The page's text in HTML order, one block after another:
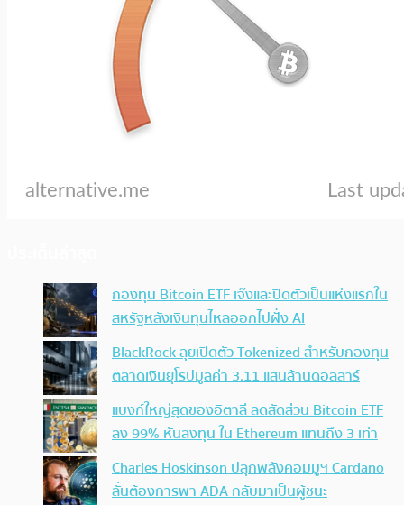
กองทุน Bitcoin ETF เจ๊งและปิดตัวเป็นแห่งแรกใน
สหรัฐหลังเงินทุนไหลออกไปฝั่ง AI
BlackRock ลุยเปิดตัว Tokenized สำหรับกองทุน
ตลาดเงินยุโรปมูลค่า 3.11 แสนล้านดอลลาร์
แบงก์ใหญ่สุดของอิตาลี ลดสัดส่วน Bitcoin ETF
ลง 99% หันลงทุน ใน Ethereum แทนถึง 3 เท่า
Charles Hoskinson ปลุกพลังคอมมูฯ Cardano
ลั่นต้องการพา ADA กลับมาเป็นผู้ชนะ